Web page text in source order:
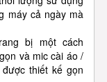
máy cả ngày mà
bị một cách
và mic cài áo /
thiết kế gọn